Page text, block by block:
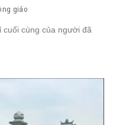
giáo
cuối cùng của người đã